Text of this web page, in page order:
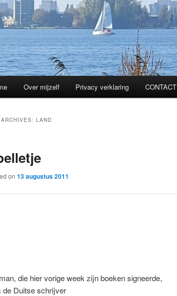
Over mijzelf Privacy verklaring CONTACT
LAND
on 13 augustus 2011
die hier vorige week zijn boeken signeerde,
de Duitse schrijver